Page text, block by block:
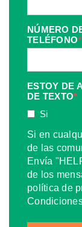
NÚMERO
TELÉFONO*
ESTOY DE
DE TEXTO*
Si
Si en
de las
Envía
de los
política de